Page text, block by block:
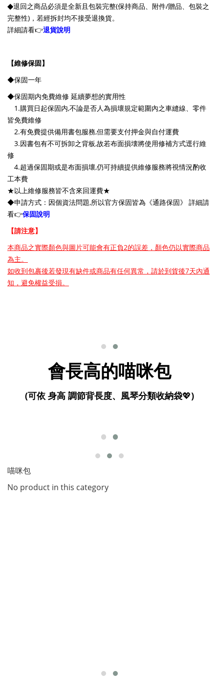
◆退回之商品必須是全新且包裝完整(保持商品、附件/贈品、包裝之
完整性)，若經拆封均不接受退換貨。
詳細請看👉退貨說明
【維修保固】
◆保固一年
◆保固期内免費維修 延續夢想的實用性
1.購買日起保固内,不論是否人為損壞規定範圍內之車縫線、零件
皆免費維修
2.有免費提供備用書包服務,但需要支付押金與自付運費
3.因書包有不可拆卸之背板,故若布面損壊將使用修補方式逕行維
修
4.超過保固期或是布面損壞,仍可持續提供維修服務將視情況酌收
工本費
★以上維修服務皆不含來回運費★
◆申請方式：因個資法問題,所以官方保固皆為《通路保固》 詳細請
看👉保固說明
【請注意】
本商品之實際顏色與圖片可能會有正負2的誤差，顏色仍以實際商品
為主。
如收到包裹後若發現有缺件或商品有任何異常，請於到貨後7天內通
知，避免權益受損。
會長高的喵咪包
(可依 身高 調節背長度、風琴分類收納袋💖)
喵咪包
No product in this category